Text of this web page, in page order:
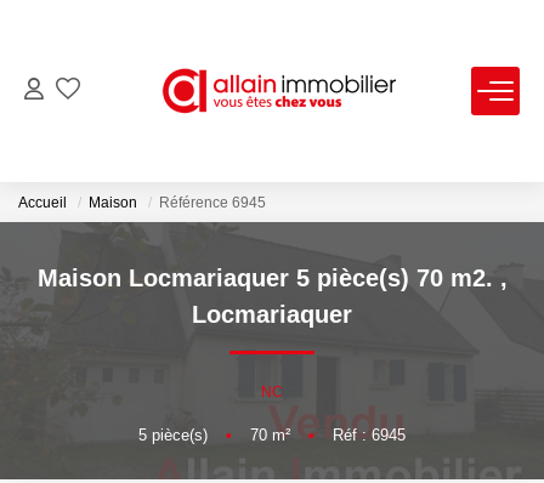
LOCATIONS
ESTIMATION
NOS AGENCES
Nous Contacter
Accueil Maison Référence 6945
Maison Locmariaquer 5 pièce(s) 70 m2. ,
Locmariaquer
NC
5 pièce(s) • 70 m² • Réf : 6945